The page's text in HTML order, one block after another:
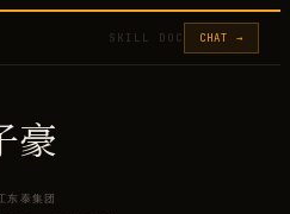
SKILL DOC CHAT →
豪
东泰集团